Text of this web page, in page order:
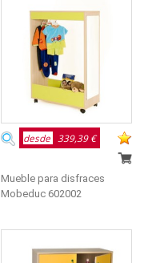
desde 339,39 €
Mueble para disfraces
Mobeduc 602002